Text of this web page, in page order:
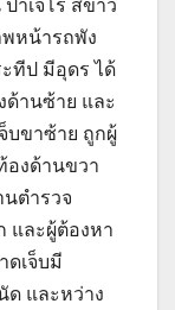
าเจโร สีขาว
หน้ารถพัง
ทีป มีอุดร ได้
ด้านซ้าย และ
บขาซ้าย ถูกผู้
องด้านขวา
นตำรวจ
และผู้ต้องหา
ดเจ็บมี
ด และหว่าง